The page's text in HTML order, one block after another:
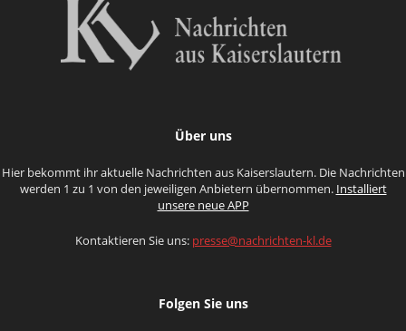
Über uns
Hier bekommt ihr aktuelle Nachrichten aus Kaiserslautern. Die Nachrichten
werden 1 zu 1 von den jeweiligen Anbietern übernommen. Installiert
unsere neue APP
Kontaktieren Sie uns: presse@nachrichten-kl.de
Folgen Sie uns